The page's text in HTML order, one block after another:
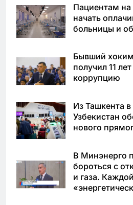
Пациентам на
начать
больницы и
Бывший
получил 11
коррупцию
Из Ташкента
Узбекистан
нового
В Минэнерго
бороться с
и газа.